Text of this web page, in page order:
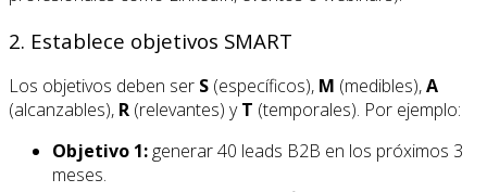
2. Establece objetivos SMART
Los objetivos deben ser S (específicos), M (medibles),A
(alcanzables), R (relevantes) yT (temporales). Por ejemplo:
Objetivo 1: generar 40 leads B2B en los próximos 3
meses.